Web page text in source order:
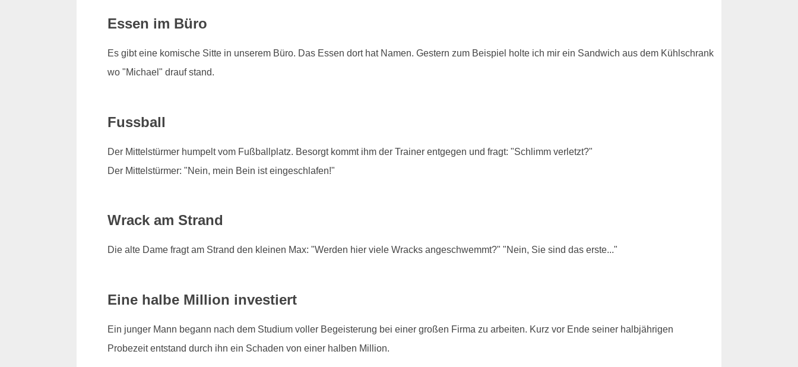
Essen im Büro
Es gibt eine komische Sitte in unserem Büro. Das Essen dort hat Namen. Gestern zum Beispiel holte ich mir ein Sandwich aus dem Kühlschrank
wo "Michael" drauf stand.
Fussball
Der Mittelstürmer humpelt vom Fußballplatz. Besorgt kommt ihm der Trainer entgegen und fragt: "Schlimm verletzt?"
Der Mittelstürmer: "Nein, mein Bein ist eingeschlafen!"
Wrack am Strand
Die alte Dame fragt am Strand den kleinen Max: "Werden hier viele Wracks angeschwemmt?" "Nein, Sie sind das erste..."
Eine halbe Million investiert
Ein junger Mann begann nach dem Studium voller Begeisterung bei einer großen Firma zu arbeiten. Kurz vor Ende seiner halbjährigen
Probezeit entstand durch ihn ein Schaden von einer halben Million.